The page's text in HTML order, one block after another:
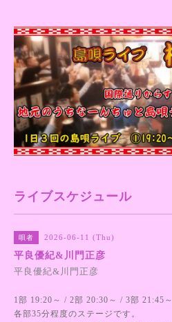
ライブスケジュール
唄者 2026-06-11 (Thu)
平良優紀&川門正彦
平良優紀&川門正彦
1部 19:20～ / 2部 20:30～ / 3部 21:45～
各部35分程度のステージです。